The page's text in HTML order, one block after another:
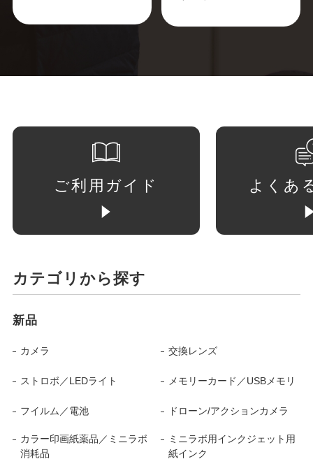
ご利用ガイド よくあ
カテゴリから探す
新品
カメラ 交換レンズ
ストロボ／LEDライト メモリーカード／USBメモリ
フイルム／電池 ドローン/アクションカメラ
カラー印画紙薬品／ミニラボ
消耗品
ミニラボ用インクジェット用
紙インク